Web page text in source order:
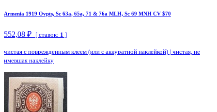
Armenia 1919 Ovpts, Sc 63a, 65a, 71 & 76a MLH, Sc 69 MNH CV $70
552,08 ₽ [ ставок: 1 ]
чистая с поврежденным клеем (или с аккуратной наклейкой) | чистая, не
имевшая наклейку